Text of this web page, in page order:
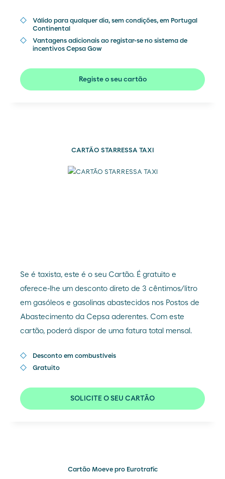
Válido para qualquer dia, sem condições, em Portugal
Continental
Vantagens adicionais ao registar-se no sistema de
incentivos Cepsa Gow
Registe o seu cartão
CARTÃO STARRESSA TAXI
Se é taxista, este é o seu Cartão. É gratuito e
oferece-lhe um desconto direto de 3 cêntimos/litro
em gasóleos e gasolinas abastecidos nos Postos de
Abastecimento da Cepsa aderentes. Com este
cartão, poderá dispor de uma fatura total mensal.
Desconto em combustíveis
Gratuito
SOLICITE O SEU CARTÃO
Cartão Moeve pro Eurotrafic